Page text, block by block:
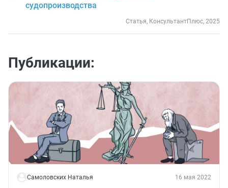
судопроизводства
Статья, КонсультантПлюс, 2025
Публикации:
Самоловских Наталья 16 мая 2022